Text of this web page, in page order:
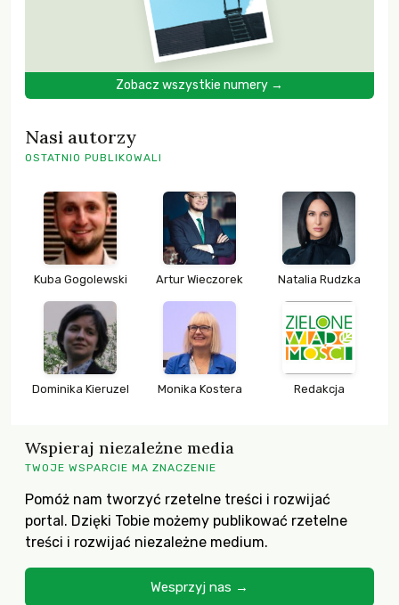
Zobacz wszystkie numery →
Nasi autorzy
OSTATNIO PUBLIKOWALI
Kuba Gogolewski Artur Wieczorek Natalia Rudzka
Dominika Kieruzel Monika Kostera Redakcja
Wspieraj niezależne media
TWOJE WSPARCIE MA ZNACZENIE
Pomóż nam tworzyć rzetelne treści i rozwijać
portal. Dzięki Tobie możemy publikować rzetelne
treści i rozwijać niezależne medium.
Wesprzyj nas →